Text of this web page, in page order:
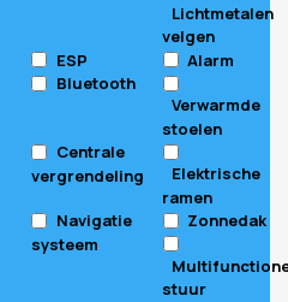
Lichtmetalen
velgen
ESP
Alarm
Bluetooth
Verwarmde
stoelen
Centrale
vergrendeling
Elektrische
ramen
Navigatie
systeem
Zonnedak
stuur